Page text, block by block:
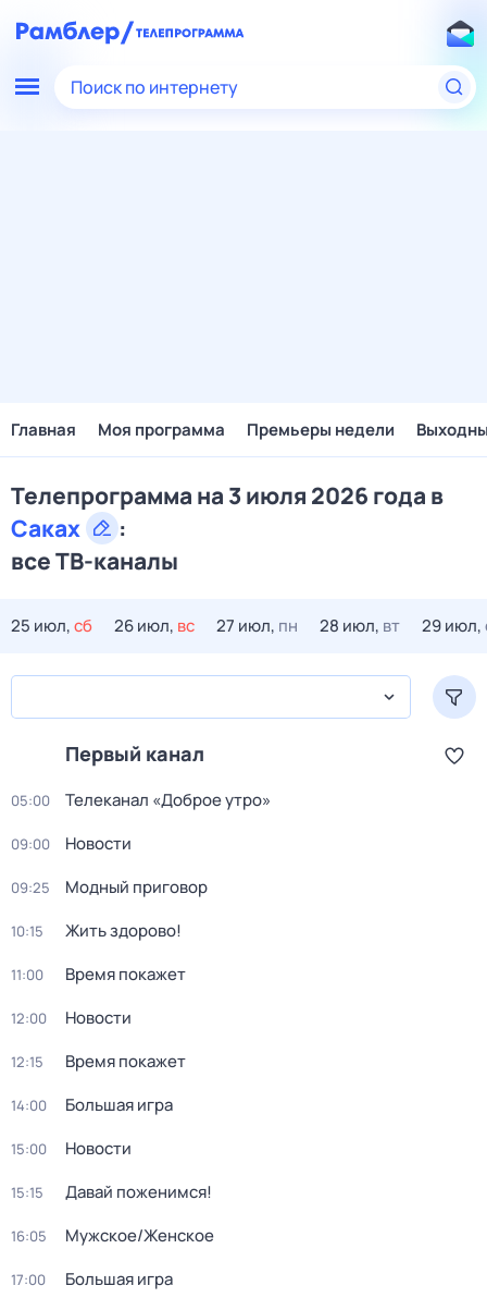
Поиск по интернету
Главная Моя программа Премьеры недели
Телепрограмма на 3 июля 2026 года в
Саках
:
все ТВ-каналы
25 июл,сб 26 июл, вс 27 июл, пн 28 июл, вт 29 июл,
Первый канал
05:00 Телеканал «Доброе утро»
09:00 Новости
09:25 Модный приговор
10:15 Жить здорово!
11:00 Время покажет
12:00 Новости
12:15 Время покажет
14:00 Большая игра
15:00 Новости
15:15 Давай поженимся!
16:05 Мужское/Женское
17:00 Большая игра